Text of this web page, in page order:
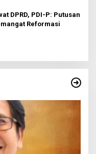
DPRD, PDI-P: Putusan
Reformasi